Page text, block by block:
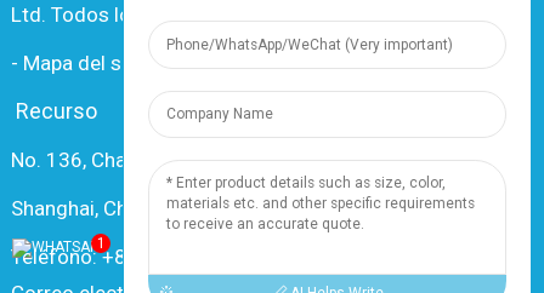
Ltd. Todos los derechos reservados.
- Mapa del sitio - Recursos
Recurso
No. 136, Changxiang Rd., Nanxiang Town, 201802,
Shanghai, China
Teléfono: +86 18019377761
1